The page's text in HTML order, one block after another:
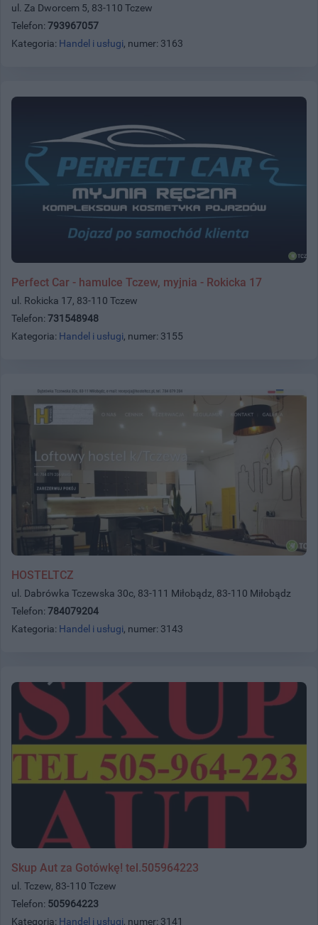
ul. Za Dworcem 5, 83-110 Tczew
Telefon: 793967057
Kategoria: Handel i usługi, numer: 3163
Perfect Car - hamulce Tczew, myjnia - Rokicka 17
ul. Rokicka 17, 83-110 Tczew
Telefon: 731548948
Kategoria: Handel i usługi, numer: 3155
HOSTELTCZ
ul. Dabrówka Tczewska 30c, 83-111 Miłobądz, 83-110 Miłobądz
Telefon: 784079204
Kategoria: Handel i usługi, numer: 3143
Skup Aut za Gotówkę! tel.505964223
ul. Tczew, 83-110 Tczew
Telefon: 505964223
Kategoria: Handel i usługi, numer: 3141